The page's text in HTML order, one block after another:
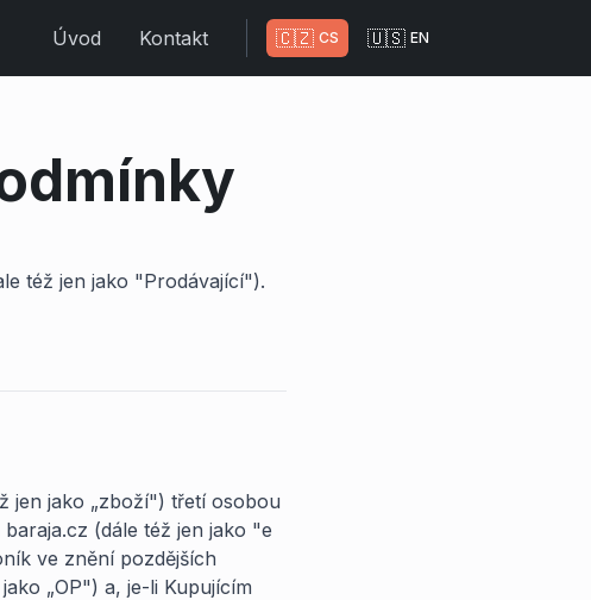
Úvod Kontakt 🇨🇿 CS 🇺🇸 EN
též jen jako "Prodávající").
jen jako „zboží") třetí osobou
(dále též jen jako "e
ve znění pozdějších
„OP") a, je-li Kupujícím